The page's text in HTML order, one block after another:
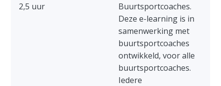
2,5 uur
Buurtsportcoaches.
Deze e-learning is in
samenwerking met
buurtsportcoaches
ontwikkeld, voor alle
buurtsportcoaches.
Iedere